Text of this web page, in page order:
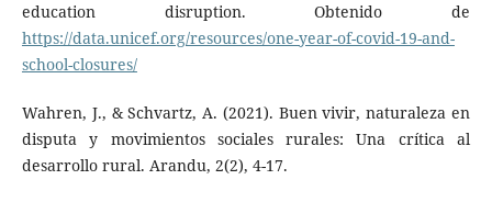
education disruption. Obtenido de
https://data.unicef.org/resources/one-year-of-covid-19-and-
school-closures/
Wahren, J., & Schvartz, A. (2021). Buen vivir, naturaleza en
disputa y movimientos sociales rurales: Una crítica al
desarrollo rural. Arandu, 2(2), 4-17.